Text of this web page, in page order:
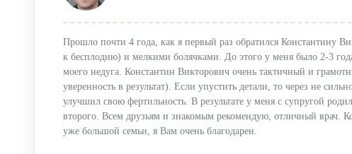
Косметология
Лечебная косметология
Лазерная косметология
Инъекционное омоложение
Контурная пластика
Прошло почти 4 года, как я первый раз обратился Константину
к бесплодию) и мелкими болячками. До этого у меня было 2-3
моего недуга. Константин Викторович очень тактичный и
уверенность в результат). Если упустить детали, то через не
улучшил свою фертильность. В результате у меня с супругой
второго. Всем друзьям и знакомым рекомендую, отличный врач.
уже большой семьи, я Вам очень благодарен.